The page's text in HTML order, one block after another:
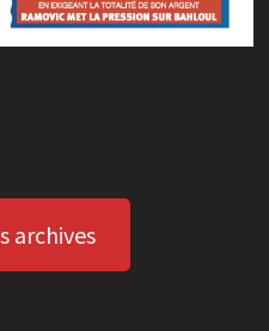
archives